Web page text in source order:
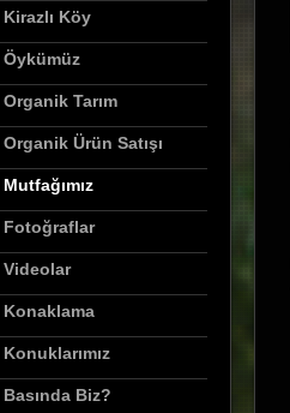
Kirazlı Köy
Öykümüz
Organik Tarım
Organik Ürün Satışı
Mutfağımız
Fotoğraflar
Videolar
Konaklama
Konuklarımız
Basında Biz?